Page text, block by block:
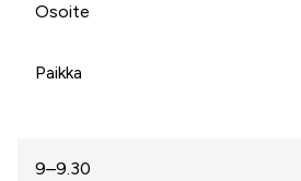
Osoite
Paikka
9–9.30